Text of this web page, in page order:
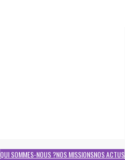
NOS ACTUS
NOS MISSIONS
QUI SOMMES-NOUS ?